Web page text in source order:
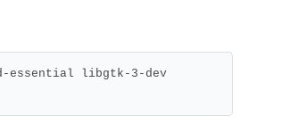
libgtk-3-dev